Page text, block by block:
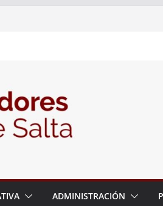
Ente Salteño
ADMINISTRACIÓN